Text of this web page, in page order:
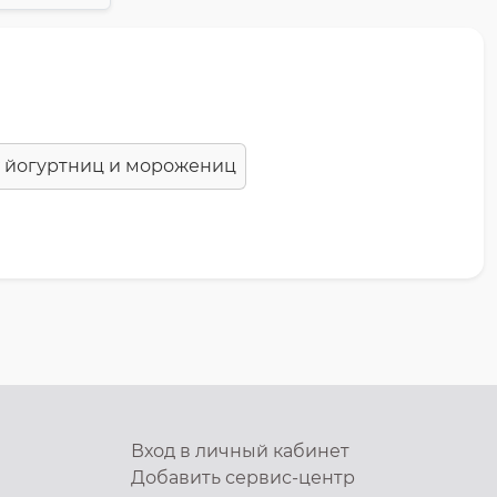
йогуртниц и морожениц
Вход в личный кабинет
Добавитьсервис-центр